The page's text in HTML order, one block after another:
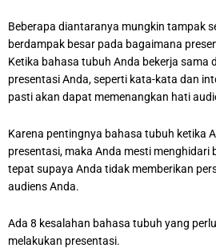
Beberapa diantaranya mungkin tampak
berdampak besar pada bagaimana
Ketika bahasa tubuh Anda bekerja sama
presentasi Anda, seperti kata-kata dan
pasti akan dapat memenangkan hati
Karena pentingnya bahasa tubuh ketika
presentasi, maka Anda mesti
tepat supaya Anda tidak memberikan
audiens Anda.
Ada 8 kesalahan bahasa tubuh yang
melakukan presentasi.